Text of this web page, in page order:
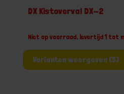
DX Kistoverval DX-2
Niet op voorraad, levertijd 1 tot
Varianten weergeven (5)